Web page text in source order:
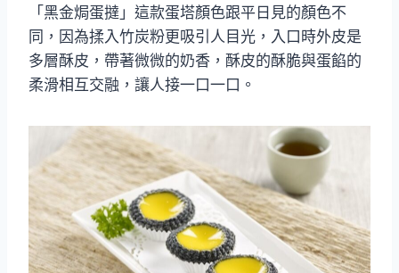
「黑金焗蛋撻」這款蛋塔顏色跟平日見的顏色不
同，因為揉入竹炭粉更吸引人目光，入口時外皮是
多層酥皮，帶著微微的奶香，酥皮的酥脆與蛋餡的
柔滑相互交融，讓人接一口一口。